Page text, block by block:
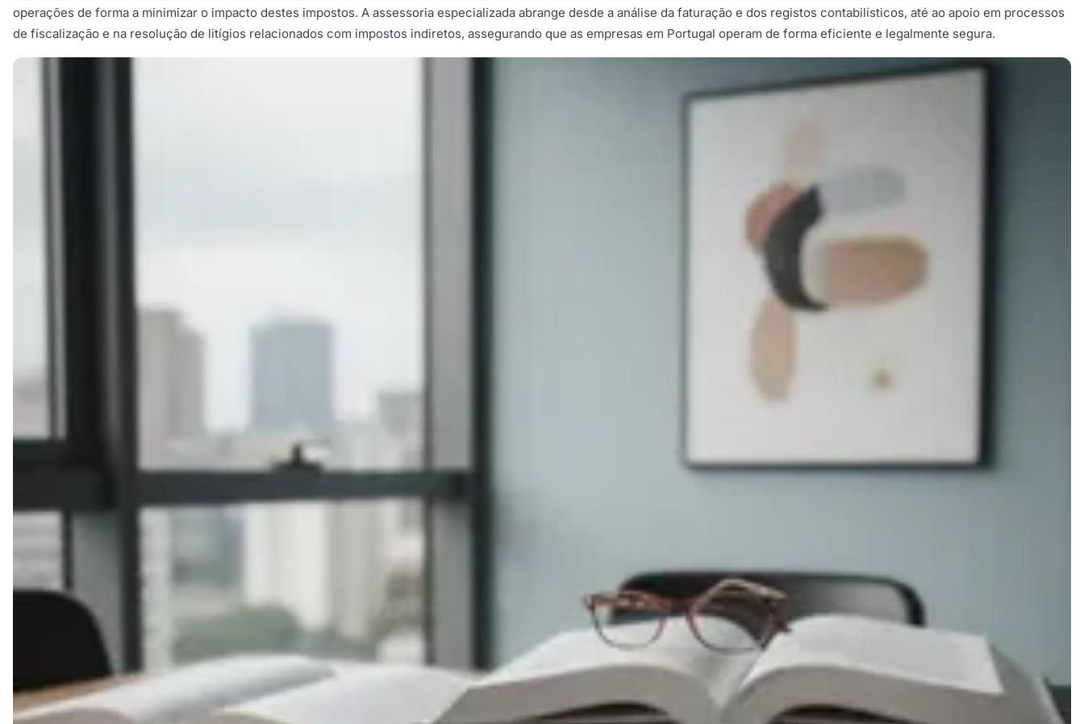
operações de forma a minimizar o impacto destes impostos. A assessoria especializada abrange desde a análise da faturação e dos registos contabilísticos, até ao apoio em processos
de fiscalização e na resolução de litígios relacionados com impostos indiretos, assegurando que as empresas em Portugal operam de forma eficiente e legalmente segura.